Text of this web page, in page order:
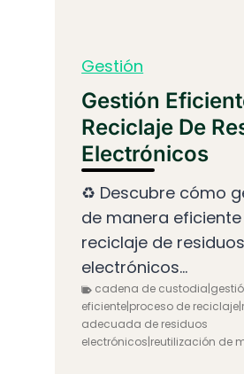
Gestión
Gestión
Reciclaje De
Electrónicos
♻️ Descubre cómo
de manera eficiente
reciclaje de residuos
electrónicos...
cadena de
eficiente|proceso de
adecuada de residuos
electrónicos|reutilización de